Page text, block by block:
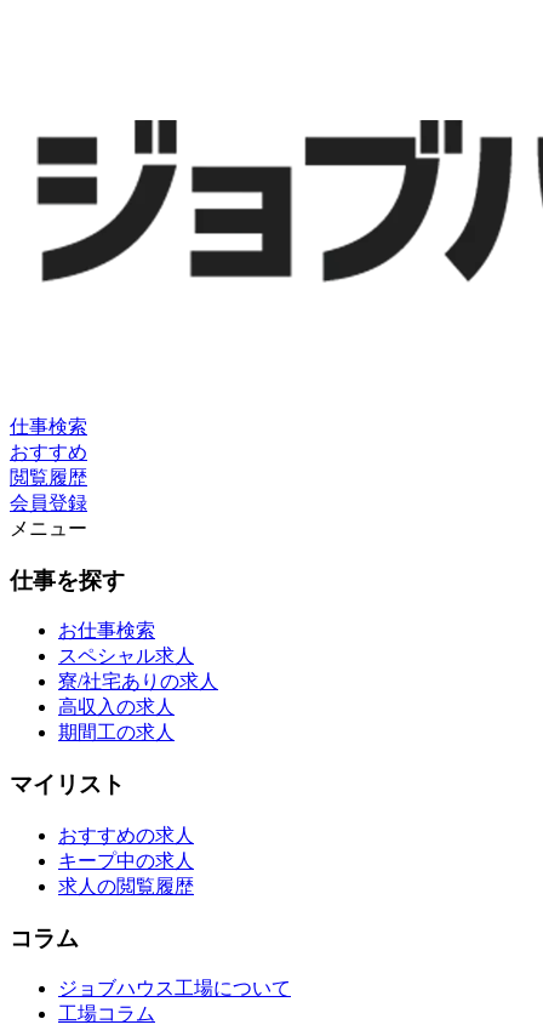
仕事検索
おすすめ
閲覧履歴
会員登録
メニュー
仕事を探す
お仕事検索
スペシャル求人
寮/社宅ありの求人
高収入の求人
期間工の求人
マイリスト
おすすめの求人
キープ中の求人
求人の閲覧履歴
コラム
ジョブハウス工場について
工場コラム